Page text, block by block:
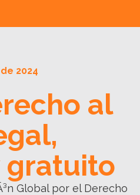
2024
al
gratuito
Global por el Derecho